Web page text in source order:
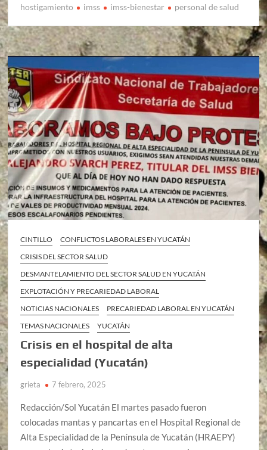
hostigamiento
imss imss-bienestar personal de salud
CINTILLO
CONFLICTOS LABORALES EN YUCATÁN
CRISIS DEL SECTOR SALUD
DESMANTELAMIENTO DEL SECTOR SALUD EN YUCATÁN
EXPLOTACIÓN Y PRECARIEDAD LABORAL
NOTICIAS NACIONALES
PRECARIEDAD LABORAL EN YUCATÁN
TEMAS NACIONALES
YUCATÁN
Crisis en el hospital de alta
especialidad (Yucatán)
grieta 7 febrero, 2025
Redacción/Sol Yucatán El martes pasado fueron
colocadas mantas y pancartas en el Hospital Regional de
Alta Especialidad de la Península de Yucatán (HRAEPY)